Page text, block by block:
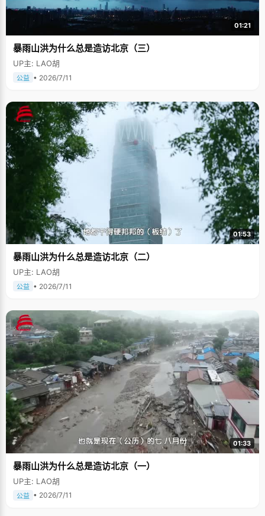
01:21
暴雨山洪为什么总是造访北京（三）
UP主: LAO胡
公益 • 2026/7/11
01:53
暴雨山洪为什么总是造访北京（二）
UP主: LAO胡
公益 • 2026/7/11
01:33
暴雨山洪为什么总是造访北京（一）
UP主: LAO胡
公益 • 2026/7/11